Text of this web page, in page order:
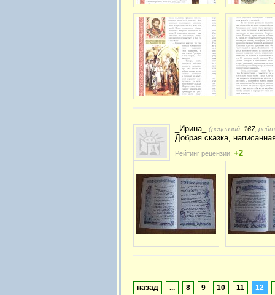
_Ирина_ (рецензий: 167,
Добрая сказка,
Рейтинг рецензии: +2
назад ... 8 9 10 11 12